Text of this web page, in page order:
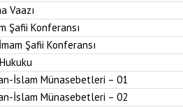
Vaazı
Şafii Konferansı
Şafii Konferansı
İslam Münasebetleri – 01
İslam Münasebetleri – 02